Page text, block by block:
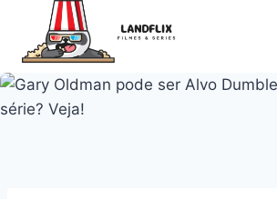
Conteúdo